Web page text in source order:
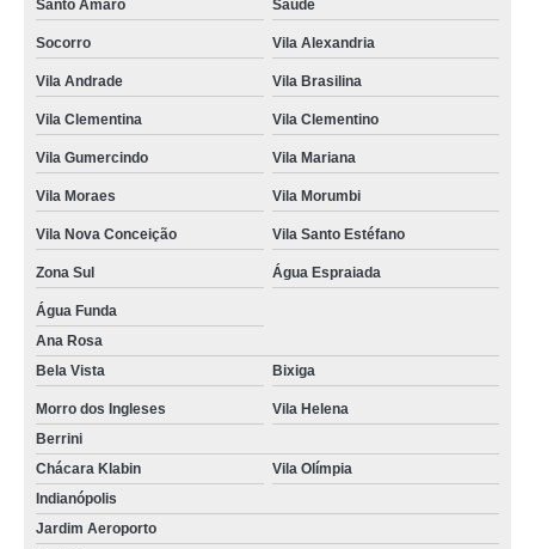
Santo Amaro Saúde
Socorro Vila Alexandria
Vila Andrade Vila Brasilina
Vila Clementina Vila Clementino
Vila Gumercindo Vila Mariana
Vila Moraes Vila Morumbi
Vila Nova Conceição Vila Santo Estéfano
Zona Sul Água Espraiada
Água Funda
Ana Rosa
Bela Vista
Bixiga
Morro dos Ingleses
Vila Helena
Berrini
Chácara Klabin
Vila Olímpia
Indianópolis
Jardim Aeroporto